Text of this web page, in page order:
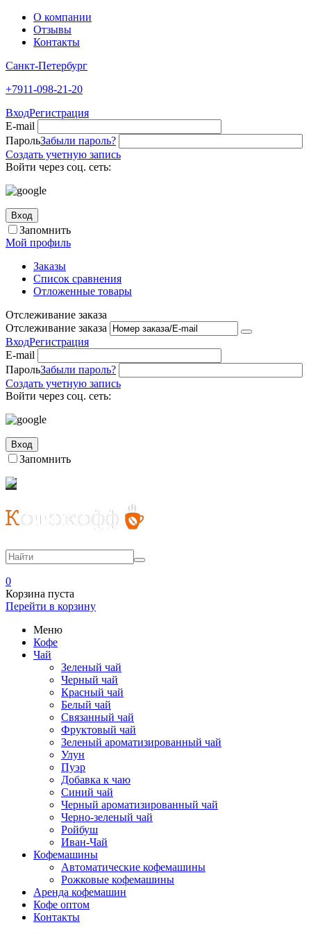
О компании
Отзывы
Контакты
Санкт-Петербург
+7911-098-21-20
ВходРегистрация
E-mail
ПарольЗабыли пароль?
Создать учетную запись
Войти через соц. сеть:
Вход
Запомнить
Мой профиль
Заказы
Список сравнения
Отложенные товары
Отслеживание заказа
Отслеживание заказа
ВходРегистрация
E-mail
ПарольЗабыли пароль?
Создать учетную запись
Войти через соц. сеть:
Вход
Запомнить
0
Корзина пуста
Перейти в корзину
Меню
Кофе
Чай
Зеленый чай
Черный чай
Красный чай
Белый чай
Связанный чай
Фруктовый чай
Зеленый ароматизированный чай
Улун
Пуэр
Добавка к чаю
Синий чай
Черный ароматизированный чай
Черно-зеленый чай
Ройбуш
Иван-Чай
Кофемашины
Автоматические кофемашины
Рожковые кофемашины
Аренда кофемашин
Кофе оптом
Контакты